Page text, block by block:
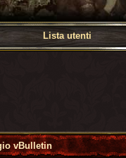
Lista utenti
vBulletin